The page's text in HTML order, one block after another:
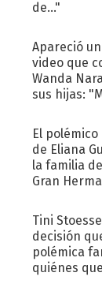
de..."
Apareció
video que
Wanda
sus hijas:
El
de Eliana
la familia
Gran
Tini
decisión
polémica
quiénes